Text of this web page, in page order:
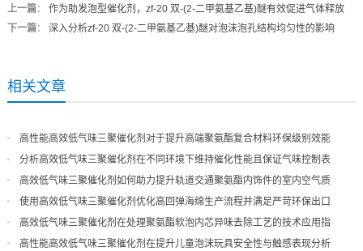
上一篇： 作为助发泡型催化剂，zf-20 双-(2-二甲氨基乙基)醚有效促进气体释放
下一篇： 深入分析zf-20 双-(2-二甲氨基乙基)醚对泡沫泡孔结构均匀性的影响
相关文章
高性能高效低气味三聚催化剂对于提升高端聚氨酯复合材料环保级别效能
分析高效低气味三聚催化剂在不同环境下维持催化性能且保证气味控制表
现
高效低气味三聚催化剂如何助力提升轨道交通聚氨酯内饰件的室内空气质
量
使用高效低气味三聚催化剂优化高回弹海绵生产流程并满足严苛环保出口
高效低气味三聚催化剂在处理聚氨酯软泡内芯异味去除工艺的技术应用指
导
高性能高效低气味三聚催化剂在提升儿童泡沫玩具安全性与触感表现分析